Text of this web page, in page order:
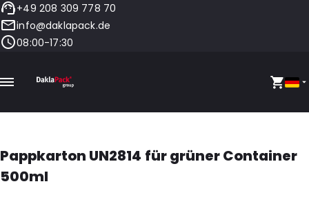
+49 208 309 778 70
info@daklapack.de
08:00-17:30
Pappkarton UN2814 für grüner Container
500ml